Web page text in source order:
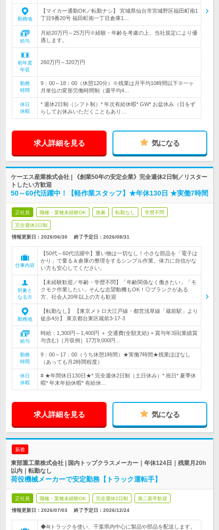
勤務地
【マイカー通勤OK／転勤ナシ】 宮城県仙台市宮城野区福田町南1
丁目9番20号 福田町南一丁目倉庫1…
給与
月給20万円～25万円※経験・年齢を考慮の上、当社規定により優
遇します。
初年度
年収
260万円～320万円
勤務
時間
9：00～18：00（休憩120分）※残業は月平均10時間以下※一ヶ
月単位の変形労働時間制（週平均4…
休日
休暇
* 週休2日制（シフト制）* 年次有給休暇* GW* お盆休み（日をず
らしてお休みいただくこともあり…
求人詳細を見る 気になる
ケーエス産業株式会社 | 《創業50年の安定企業》完全週休2日制／リスター
トしたい方歓迎
50～60代活躍中！【軽作業スタッフ】★年休130日 ★実働7時間
正社員 職種・業種未経験OK 急募 転勤なし 学歴不問
完全週休2日制
情報更新日：2026/06/30 終了予定日： 2026/08/31
仕事内容
【50代～60代活躍中】重い物は一切なし！小さな部品を「電子は
かり」で量る＆倉庫の整理をするシンプル作業。体力に自信がな
い方も安心してください。
対象と
なる方
【未経験歓迎／年齢・学歴不問】「年齢関係なく働きたい」「モ
クモク作業したい」そんな志望動機もOK！◎ブランクがある
方、社会人20年以上の方も歓迎
勤務地
【転勤なし】 【東京メトロ大江戸線・都営浅草線「蔵前駅」より
徒歩4分】 東京都台東区蔵前3-17-3
給与
時給：1,300円～1,400円 ＋ 交通費(全額支給) + 賞与年3回(業績賞
与含む)［月収例］17万9,000円…
勤務
時間
9：00～17：00（うち休憩1時間）★実働7時間★残業ほぼなし
（あっても月2時間程度）
休日
休暇
# ★年間休日130日★* 完全週休2日制（土日休み）* 祝日* 夏季休
暇* 年末年始休暇* 有給休…
求人詳細を見る 気になる
新着
東部重工業株式会社 | 国内トップクラスメーカー｜年休124日｜残業月20h
以内｜転勤なし
荷役機械メーカーで安定勤務【トラック運転手】
正社員 職種・業種未経験OK 完全週休2日制 第二新卒歓迎
情報更新日：2026/07/03 終了予定日： 2026/12/24
◆4tトラックを使い、千葉県内中心に製品や部品を配送します。